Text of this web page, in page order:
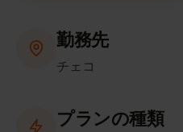
勤務先
チェコ
プランの種類